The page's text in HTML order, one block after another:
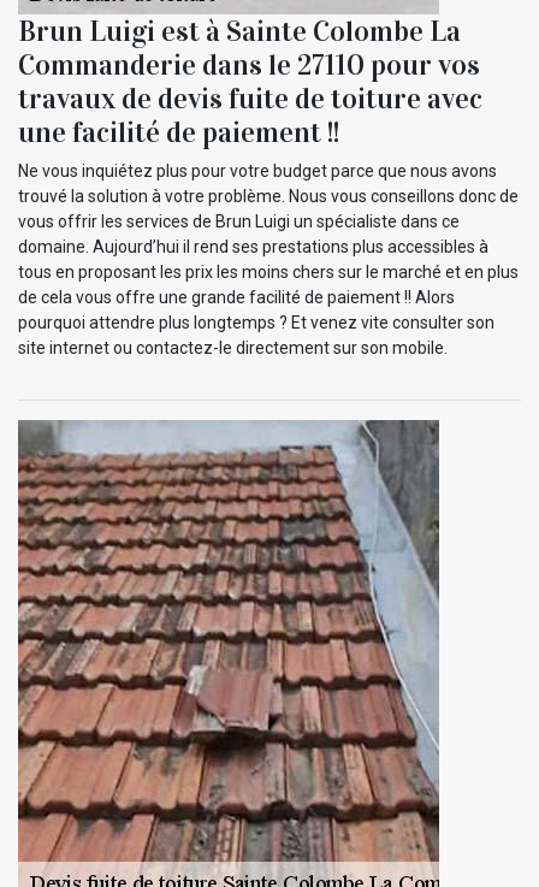
Brun Luigi est à Sainte Colombe La
Commanderie dans le 27110 pour vos
travaux de devis fuite de toiture avec
une facilité de paiement !!
Ne vous inquiétez plus pour votre budget parce que nous avons
trouvé la solution à votre problème. Nous vous conseillons donc de
vous offrir les services de Brun Luigi un spécialiste dans ce
domaine. Aujourd’hui il rend ses prestations plus accessibles à
tous en proposant les prix les moins chers sur le marché et en plus
de cela vous offre une grande facilité de paiement !! Alors
pourquoi attendre plus longtemps ? Et venez vite consulter son
site internet ou contactez-le directement sur son mobile.